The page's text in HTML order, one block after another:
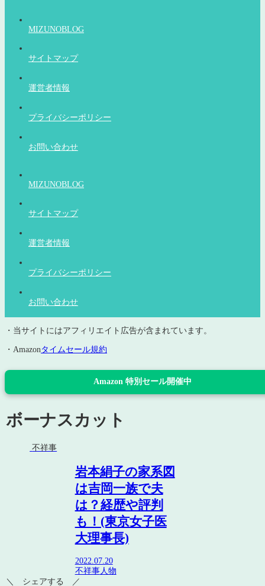
MIZUNOBLOG
サイトマップ
運営者情報
プライバシーポリシー
お問い合わせ
MIZUNOBLOG
サイトマップ
運営者情報
プライバシーポリシー
お問い合わせ
・当サイトにはアフィリエイト広告が含まれています。
・Amazonタイムセール規約
Amazon 特別セール開催中
ボーナスカット
不祥事
岩本絹子の家系図
は吉岡一族で夫
は？経歴や評判
も！(東京女子医
大理事長)
2022.07.20
不祥事人物
＼ シェアする ／